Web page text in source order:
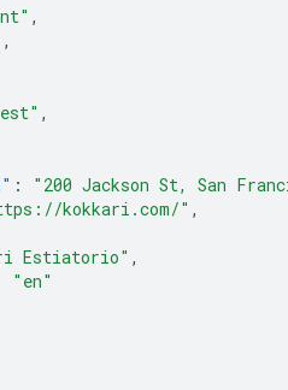
,
,
,
:
"200 Jackson St, San
kokkari.com/" ,
Estiatorio" ,
"en"